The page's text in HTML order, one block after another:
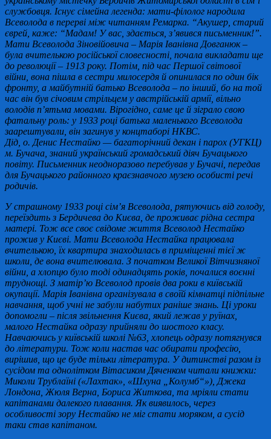
службовця. Існує сімейна легенда: мати-філолог народила
Всеволода в перерві між читанням Ремарка. “Акушер, старий
єврей, каже: “Мадам! У вас, здається, з’явився письменник!”.
Мати Всеволода Зіновійовича – Марія Іванівна Довганюк –
була вчителькою російської словесності, почала викладати ще
до революції – 1913 року. Потім, під час Першої світової
війни, вона пішла в сестри милосердя й опинилася по один бік
фронту, а майбутній батько Всеволода – по інший, бо на той
час він був січовим стрільцем у австрійській армії, вільно
володів п’ятьма мовами. Вірогідно, саме це й зіграло свою
фатальну роль: у 1933 році батька маленького Всеволода
заарештували, він загинув у концтаборі НКВС.
Дід, о. Денис Нестайко — багаторічний декан і парох (УГКЦ)
м. Бучача, знаний український громадський діяч Бучацького
повіту. Письменник неодноразово перебував у Бучачі, передав
для Бучацького районного краєзнавчого музею особисті речі
родичів.
У страшному 1933 році сім’я Всеволода, рятуючись від голоду,
переїздить з Бердичева до Києва, де проживає рідна сестра
матері. Тож все своє свідоме життя Всеволод Нестайко
прожив у Києві. Мати Всеволода Нестайка працювала
вчителькою, їх квартира знаходилась в приміщенні тієї ж
школи, де вона вчителювала. З початком Великої Вітчизняної
війни, а хлопцю було тоді одинадцять років, почалися воєнні
труднощі. З матір’ю Всеволод провів два роки в київській
окупації. Марія Іванівна організувала в своїй кімнатці підпільне
навчання, щоб учні не забули набутих раніше знань. Ці уроки
допомогли – після звільнення Києва, який лежав у руїнах,
малого Нестайка одразу прийняли до шостого класу.
Навчаючись у київській школі №63, хлопець одразу потягнувся
до літератури. Тож коли настав час обирати професію,
вирішив, що це буде тільки література. У дитинстві разом із
сусідом та однолітком Вітасиком Дяченком читали книжки:
Миколи Трублаїні («Лахтак», «Шхуна „Колумб“»), Джека
Лондона, Жюля Верна, Бориса Житкова, та мріяли стати
капітанами далекого плавання. Як виявилось, через
особливості зору Нестайко не міг стати моряком, а сусід
таки став капітаном.